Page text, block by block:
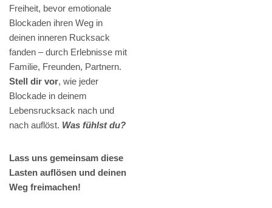
Freiheit, bevor emotionale
Blockaden ihren Weg in
deinen inneren Rucksack
fanden – durch Erlebnisse mit
Familie, Freunden, Partnern.
Stell dir vor, wie jeder
Blockade in deinem
Lebensrucksack nach und
nach auflöst. Was fühlst du?
Lass uns gemeinsam diese
Lasten auflösen und deinen
Weg freimachen!